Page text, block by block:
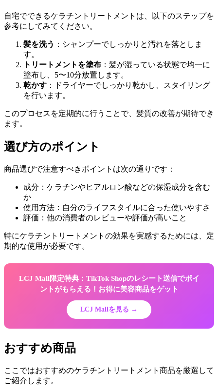
自宅でできるケラチントリートメントは、以下のステップを
参考にしてみてください。
髪を洗う ：シャンプーでしっかりと汚れを落としま
す。
トリートメントを塗布 ：髪が湿っている状態で均一に
塗布し、5〜10分放置します。
乾かす ：ドライヤーでしっかり乾かし、スタイリング
を行います。
このプロセスを定期的に行うことで、髪質の改善が期待でき
ます。
選び方のポイント
商品選びで注意すべきポイントは次の通りです：
成分：ケラチンやヒアルロン酸などの保湿成分を含む
か
使用方法：自分のライフスタイルに合った使いやすさ
評価：他の消費者のレビューや評価が高いこと
特にケラチントリートメントの効果を実感するためには、定
期的な使用が必要です。
LCJ Mall限定特典：TikTok Shopのレシート送信でポイ
ントがもらえる！お得に美容商品をゲット
LCJ Mallを見る →
おすすめ商品
ここではおすすめのケラチントリートメント商品を厳選して
ご紹介します。